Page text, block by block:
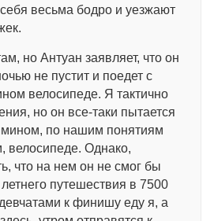
весьма бодро и уезжают
но Антуан заявляет, что он
не пустит и поедет с
велосипеде. Я тактично
но он все-таки пытается
по нашим понятиям
велосипеде. Однако,
что на нем он не смог бы
путешествия в 7500
к финишу еду я, а